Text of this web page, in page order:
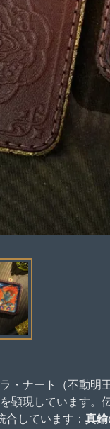
・ナート（不動明
顕現しています。
しています： 真